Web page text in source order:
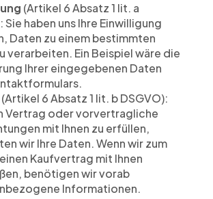
(Artikel 6 Absatz 1 lit. a
Sie haben uns Ihre Einwilligung
Daten zu einem bestimmten
verarbeiten. Ein Beispiel wäre die
Ihrer eingegebenen Daten
(Artikel 6 Absatz 1 lit. b DSGVO):
Vertrag oder vorvertragliche
mit Ihnen zu erfüllen,
wir Ihre Daten. Wenn wir zum
Kaufvertrag mit Ihnen
benötigen wir vorab
Informationen.